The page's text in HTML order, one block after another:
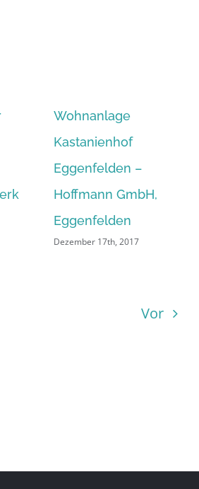
Wohnanlage
Kastanienhof
Eggenfelden –
Hoffmann GmbH,
Eggenfelden
Dezember 17th, 2017
Vor